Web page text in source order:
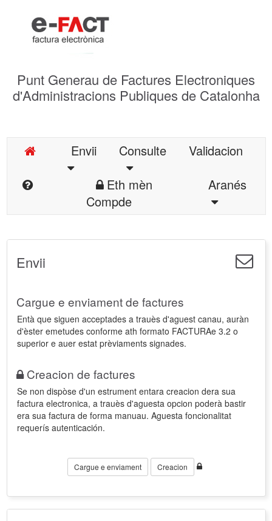
Punt Generau de Factures Electroniques
d'Administracions Publiques de Catalonha
Envii Consulte
Validacion
Eth mèn
Compde
Aranés
Envii
Cargue e enviament de factures
Entà que siguen acceptades a trauès d'aguest canau, auràn
d'èster emetudes conforme ath formato FACTURAe 3.2 o
superior e auer estat prèviaments signades.
Creacion de factures
Se non dispòse d'un estrument entara creacion dera sua
factura electronica, a trauès d'aguesta opcion poderà bastir
era sua factura de forma manuau. Aguesta foncionalitat
requerís autenticación.
Cargue e enviament Creacion